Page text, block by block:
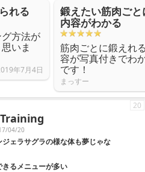
れる
方法が
いま
年7月4日
鍛えたい筋肉ご
内容がわかる
筋肉ごとに鍛えれ
容が写真付きでわ
です！
まっすー
04/20
ェラサグラの様な体も夢じゃな
るメニューが多い
20